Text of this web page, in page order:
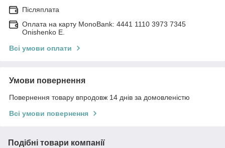
Післяплата
Оплата на карту MonoBank: 4441 1110 3973 7345
Onishenko E.
Всі умови оплати
Умови повернення
Повернення товару впродовж 14 днів за домовленістю
Всі умови повернення
Подібні товари компанії